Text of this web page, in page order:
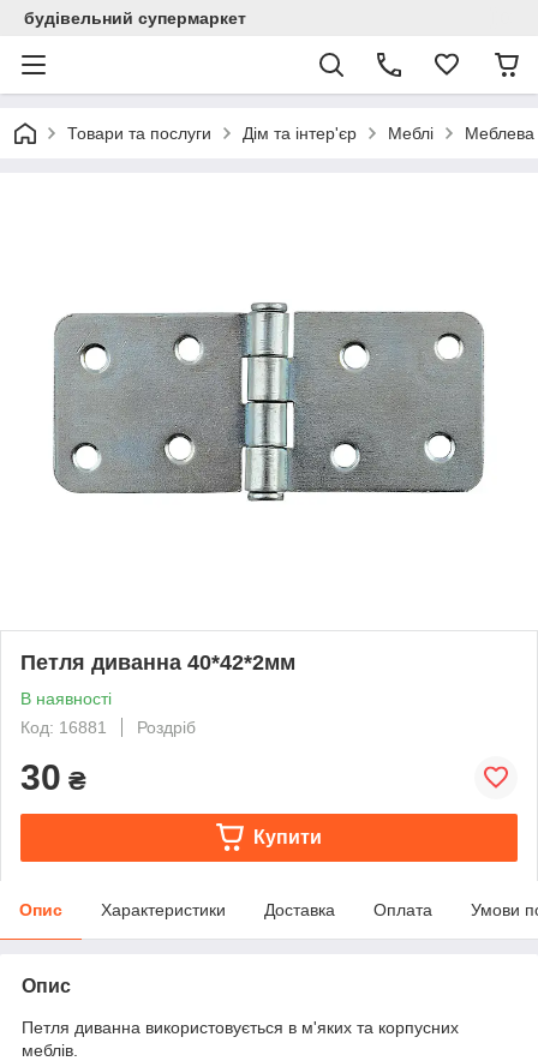
будівельний супермаркет
Товари та послуги Дім та інтер'єр Меблі Меблева
Петля диванна 40*42*2мм
В наявності
Код: 16881
Роздріб
30 ₴
Купити
Опис Характеристики Доставка Оплата Умови
Опис
Петля диванна використовується в м'яких та корпусних
меблів.